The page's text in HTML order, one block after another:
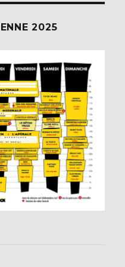
2025